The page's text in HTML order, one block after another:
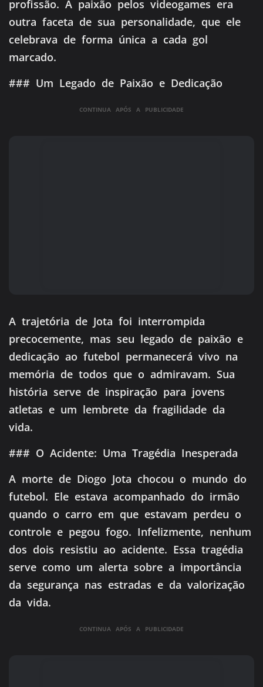
profissão. A paixão pelos videogames era
outra faceta de sua personalidade, que ele
celebrava de forma única a cada gol
marcado.
### Um Legado de Paixão e Dedicação
CONTINUA APÓS A PUBLICIDADE
A trajetória de Jota foi interrompida
precocemente, mas seu legado de paixão e
dedicação ao futebol permanecerá vivo na
memória de todos que o admiravam. Sua
história serve de inspiração para jovens
atletas e um lembrete da fragilidade da
vida.
### O Acidente: Uma Tragédia Inesperada
A morte de Diogo Jota chocou o mundo do
futebol. Ele estava acompanhado do irmão
quando o carro em que estavam perdeu o
controle e pegou fogo. Infelizmente, nenhum
dos dois resistiu ao acidente. Essa tragédia
serve como um alerta sobre a importância
da segurança nas estradas e da valorização
da vida.
CONTINUA APÓS A PUBLICIDADE